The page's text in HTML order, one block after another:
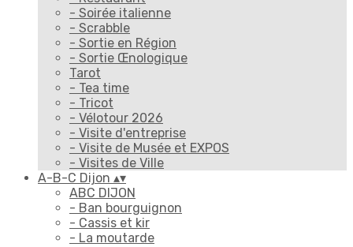
- Soirée italienne
- Scrabble
- Sortie en Région
- Sortie Œnologique
Tarot
- Tea time
- Tricot
- Vélotour 2026
- Visite d'entreprise
- Visite de Musée et EXPOS
- Visites de Ville
A-B-C Dijon ▴▾
ABC DIJON
- Ban bourguignon
- Cassis et kir
- La moutarde